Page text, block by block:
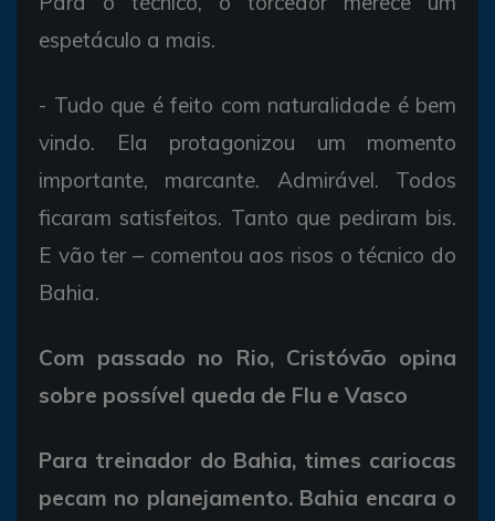
espetáculo a mais.
- Tudo que é feito com naturalidade é bem
vindo. Ela protagonizou um momento
importante, marcante. Admirável. Todos
ficaram satisfeitos. Tanto que pediram bis.
E vão ter – comentou aos risos o técnico do
Bahia.
Com passado no Rio, Cristóvão opina
sobre possível queda de Flu e Vasco
Para treinador do Bahia, times cariocas
pecam no planejamento. Bahia encara o